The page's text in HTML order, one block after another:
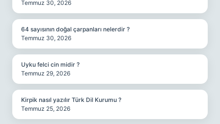
Temmuz 30, 2026
64 sayısının doğal çarpanları nelerdir ?
Temmuz 30, 2026
Uyku felci cin midir ?
Temmuz 29, 2026
Kirpik nasıl yazılır Türk Dil Kurumu ?
Temmuz 25, 2026